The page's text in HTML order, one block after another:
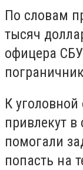
По словам
тысяч
офицера
К уголовной
привлекут
помогали
попасть на